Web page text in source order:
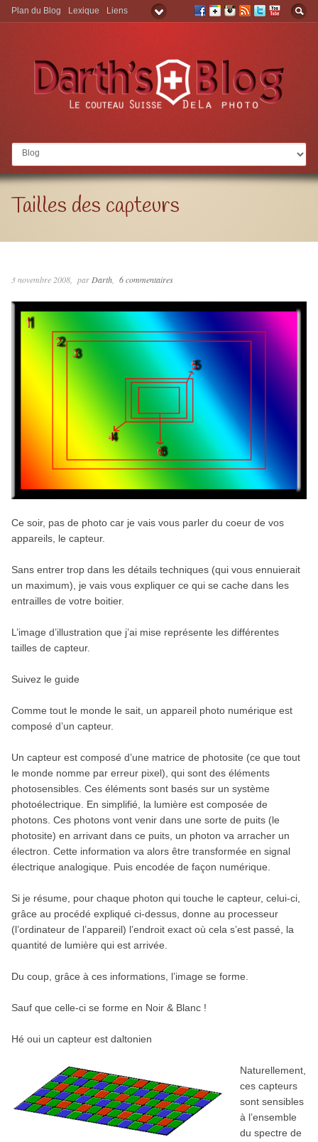
Aller à:
Plan du Blog Lexique Liens
Tailles des capteurs
3 novembre 2008 parDarth 6 commentaires
Ce soir, pas de photo car je vais vous parler du coeur de vos
appareils, le capteur.
Sans entrer trop dans les détails techniques (qui vous ennuierait
un maximum), je vais vous expliquer ce qui se cache dans les
entrailles de votre boitier.
L’image d’illustration que j’ai mise représente les différentes
tailles de capteur.
Suivez le guide
Comme tout le monde le sait, un appareil photo numérique est
composé d’un capteur.
Un capteur est composé d’une matrice de photosite (ce que tout
le monde nomme par erreur pixel), qui sont des éléments
photosensibles. Ces éléments sont basés sur un système
photoélectrique. En simplifié, la lumière est composée de
photons. Ces photons vont venir dans une sorte de puits (le
photosite) en arrivant dans ce puits, un photon va arracher un
électron. Cette information va alors être transformée en signal
électrique analogique. Puis encodée de façon numérique.
Si je résume, pour chaque photon qui touche le capteur, celui-ci,
grâce au procédé expliqué ci-dessus, donne au processeur
(l’ordinateur de l’appareil) l’endroit exact où cela s’est passé, la
quantité de lumière qui est arrivée.
Du coup, grâce à ces informations, l’image se forme.
Sauf que celle-ci se forme en Noir & Blanc !
Hé oui un capteur est daltonien
Naturellement,
ces capteurs
sont sensibles
à l’ensemble
du spectre de